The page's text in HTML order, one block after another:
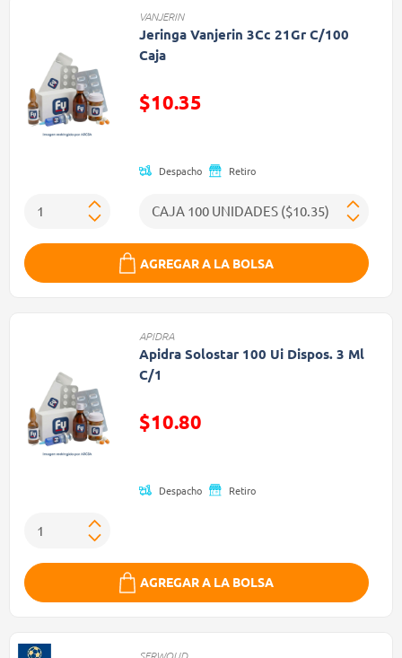
VANJERIN
Jeringa Vanjerin 3Cc 21Gr C/100
Caja
$10.35
Despacho Retiro
AGREGAR A LA BOLSA
APIDRA
Apidra Solostar 100 Ui Dispos. 3 Ml
C/1
$10.80
Despacho Retiro
AGREGAR A LA BOLSA